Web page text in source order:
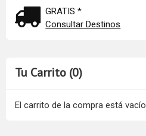
GRATIS *
Consultar Destinos
Tu Carrito (0)
El carrito de la compra está vacío